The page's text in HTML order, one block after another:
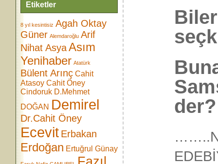
Etiketler
8 yıl kesintisiz Agah Oktay
Güner Alemdaroğlu Arif
Nihat AsyaAsım
Yenihaber Atatürk
Bülent Arınç Cahit
Atasoy Cahit Öney
Cindoruk D.Mehmet
DOĞAN Demirel
Dr.Cahit Öney
Ecevit Erbakan
Erdoğan Ertuğrul Günay
der?